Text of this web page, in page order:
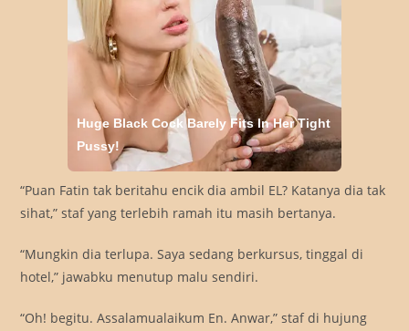
Huge Black Cock Barely Fits In Her Tight
Pussy!
“Puan Fatin tak beritahu encik dia ambil EL? Katanya dia tak
sihat,” staf yang terlebih ramah itu masih bertanya.
“Mungkin dia terlupa. Saya sedang berkursus, tinggal di
hotel,” jawabku menutup malu sendiri.
“Oh! begitu. Assalamualaikum En. Anwar,” staf di hujung